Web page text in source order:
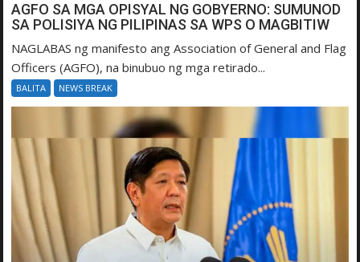
AGFO SA MGA OPISYAL NG GOBYERNO: SUMUNOD
SA POLISIYA NG PILIPINAS SA WPS O MAGBITIW
NAGLABAS ng manifesto ang Association of General and Flag
Officers (AGFO), na binubuo ng mga retirado...
BALITA NEWS BREAK